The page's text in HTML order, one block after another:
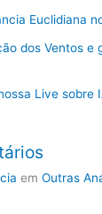
Euclidiana
dos Ventos e
Live sobre
em Outras